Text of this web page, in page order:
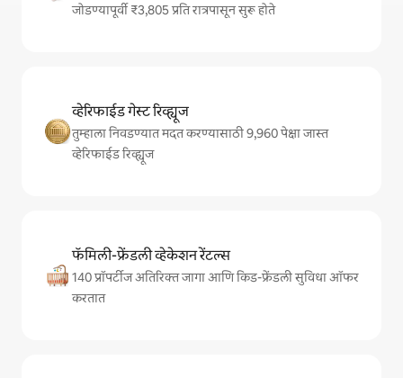
जोडण्यापूर्वी ₹3,805 प्रति रात्रपासून सुरू होते
व्हेरिफाईड गेस्ट रिव्ह्यूज
तुम्हाला निवडण्यात मदत करण्यासाठी 9,960 पेक्षा जास्त
व्हेरिफाईड रिव्ह्यूज
फॅमिली-फ्रेंडली व्हेकेशन रेंटल्स
140 प्रॉपर्टीज अतिरिक्त जागा आणि किड-फ्रेंडली सुविधा ऑफर
करतात